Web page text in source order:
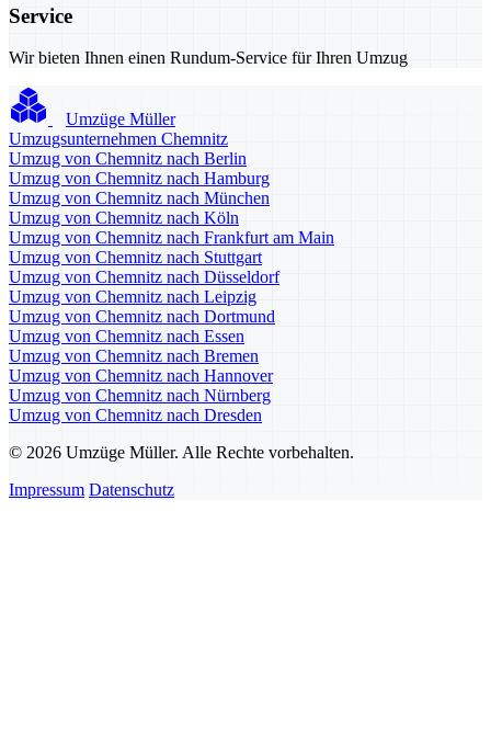
Service
Wir bieten Ihnen einen Rundum-Service für Ihren Umzug
Umzüge Müller
Umzugsunternehmen Chemnitz
Umzug von Chemnitz nach Berlin
Umzug von Chemnitz nach Hamburg
Umzug von Chemnitz nach München
Umzug von Chemnitz nach Köln
Umzug von Chemnitz nach Frankfurt am Main
Umzug von Chemnitz nach Stuttgart
Umzug von Chemnitz nach Düsseldorf
Umzug von Chemnitz nach Leipzig
Umzug von Chemnitz nach Dortmund
Umzug von Chemnitz nach Essen
Umzug von Chemnitz nach Bremen
Umzug von Chemnitz nach Hannover
Umzug von Chemnitz nach Nürnberg
Umzug von Chemnitz nach Dresden
© 2026 Umzüge Müller. Alle Rechte vorbehalten.
Impressum Datenschutz